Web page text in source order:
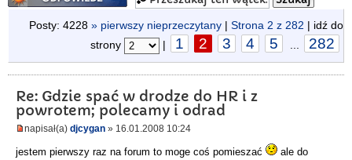
Posty: 4228 » pierwszy nieprzeczytany | Strona 2 z 282 | idź do
strony
| 1 2 3 4 5 282
Re: Gdzie spać w drodze do HR i z
powrotem; polecamy i odrad
napisał(a) djcygan » 16.01.2008 10:24
jestem pierwszy raz na forum to moge coś pomieszać
ale do